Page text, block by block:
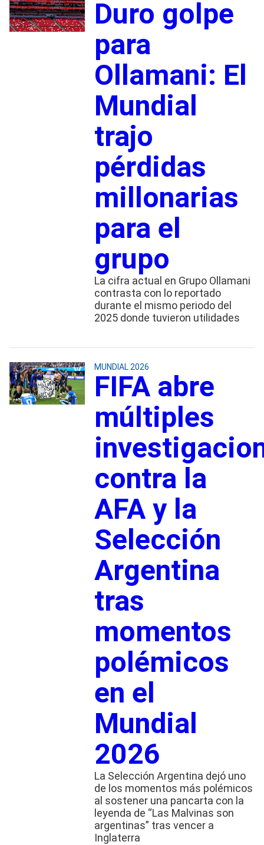
Duro golpe
para
Ollamani: El
Mundial
trajo
pérdidas
millonarias
para el
grupo
La cifra actual en Grupo Ollamani
contrasta con lo reportado
durante el mismo periodo del
2025 donde tuvieron utilidades
MUNDIAL 2026
FIFA abre
múltiples
contra la
AFA y la
Selección
Argentina
tras
momentos
polémicos
en el
Mundial
2026
La Selección Argentina dejó uno
de los momentos más polémicos
al sostener una pancarta con la
leyenda de “Las Malvinas son
argentinas” tras vencer a
Inglaterra